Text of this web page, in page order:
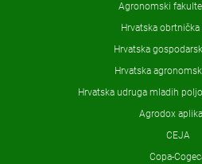
Agronomski
Hrvatska
Hrvatska
Hrvatska
Hrvatska udruga mladih
Agrodox
CEJA
Copa-